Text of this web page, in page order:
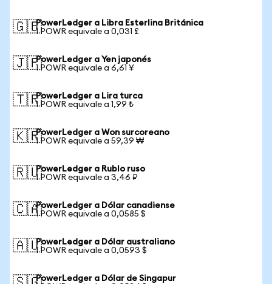
🇬🇧PowerLedger a Libra Esterlina Británica
1 POWR equivale a 0,031 £
🇯🇵PowerLedger a Yen japonés
1 POWR equivale a 6,61 ¥
🇹🇷PowerLedger a Lira turca
1 POWR equivale a 1,99 ₺
🇰🇷PowerLedger a Won surcoreano
1 POWR equivale a 59,39 ₩
🇷🇺PowerLedger a Rublo ruso
1 POWR equivale a 3,46 ₽
🇨🇦PowerLedger a Dólar canadiense
1 POWR equivale a 0,0585 $
🇦🇺PowerLedger a Dólar australiano
1 POWR equivale a 0,0593 $
PowerLedger a Dólar de Singapur